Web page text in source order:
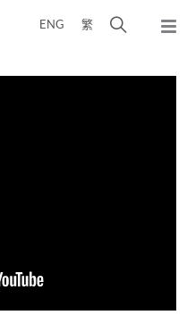
ENG 繁
弹